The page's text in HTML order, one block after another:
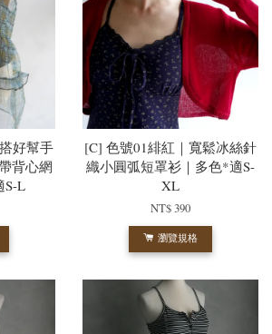
好幫手
背心網
S-L
[C] 色號01緋紅｜寬鬆冰絲針
織小圓弧短罩衫｜多色*適S-
XL
NT$ 390
瀏覽規格